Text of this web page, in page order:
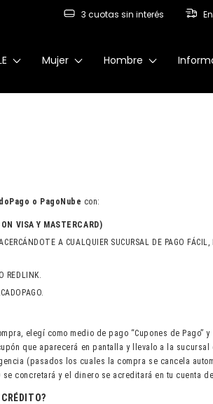
3 cuotas sin interés
Mujer Hombre
o PagoNube con:
VISA Y MASTERCARD)
A CUALQUIER SUCURSAL DE PAGO FÁCIL,
REDLINK.
elegí como medio de pago “Cupones de Pago”
que aparecerá en pantalla y llevalo a la sucursal
(pasados los cuales la compra se cancela
concretará y el dinero se acreditará en tu cuenta